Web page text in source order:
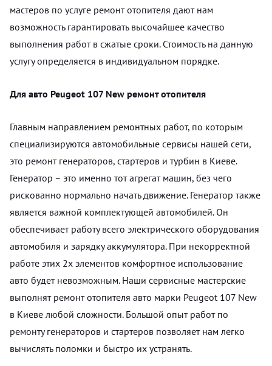
мастеров по услуге ремонт отопителя дают нам
возможность гарантировать высочайшее качество
выполнения работ в сжатые сроки. Стоимость на данную
услугу определяется в индивидуальном порядке.
Для авто Peugeot 107 New ремонт отопителя
Главным направлением ремонтных работ, по которым
специализируются автомобильные сервисы нашей сети,
это ремонт генераторов, стартеров и турбин в Киеве.
Генератор – это именно тот агрегат машин, без чего
рискованно нормально начать движение. Генератор также
является важной комплектующей автомобилей. Он
обеспечивает работу всего электрического оборудования
автомобиля и зарядку аккумулятора. При некорректной
работе этих 2х элементов комфортное использование
авто будет невозможным. Наши сервисные мастерские
выполнят ремонт отопителя авто марки Peugeot 107 New
в Киеве любой сложности. Большой опыт работ по
ремонту генераторов и стартеров позволяет нам легко
вычислять поломки и быстро их устранять.